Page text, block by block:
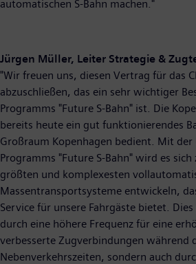
automatischen S-Bahn machen."
Jürgen Müller, Leiter Strategie &
"Wir freuen uns, diesen Vertrag für das
abzuschließen, das ein sehr wichtiger
Programms "Future S-Bahn" ist. Die
bereits heute ein gut funktionierendes
Großraum Kopenhagen bedient. Mit der
Programms "Future S-Bahn" wird es
größten und komplexesten
Massentransportsysteme entwickeln,
Service für unsere Fahrgäste bietet.
durch eine höhere Frequenz für eine
verbesserte Zugverbindungen während
Nebenverkehrszeiten, sondern auch